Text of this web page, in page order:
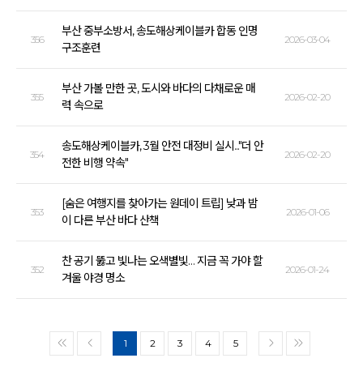
356
부산 중부소방서, 송도해상케이블카 합동 인명
구조훈련
2026-03-04
355
부산 가볼 만한 곳, 도시와 바다의 다채로운 매
력 속으로
2026-02-20
354
송도해상케이블카, 3월 안전 대정비 실시..."더 안
전한 비행 약속"
2026-02-20
353
[숨은 여행지를 찾아가는 원데이 트립] 낮과 밤
이 다른 부산 바다 산책
2026-01-06
352
찬 공기 뚫고 빛나는 오색별빛… 지금 꼭 가야 할
겨울 야경 명소
2026-01-24
<< < 1 2 3 4 5 > >>